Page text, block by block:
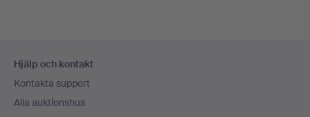
Hjälp och kontakt
Kontakta support
Alla auktionshus